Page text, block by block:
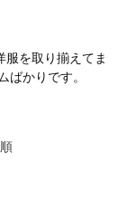
服を取り揃えてま
ばかりです。